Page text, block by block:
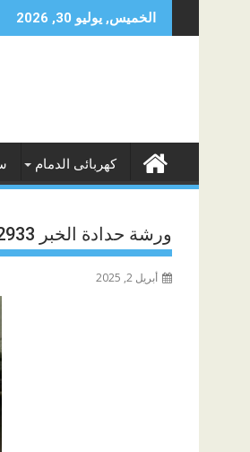
to
الخميس, يوليو 30, 2026
كهربائى الدمام
ورشة حدادة الخبر 0565902933
أبريل 2, 2025